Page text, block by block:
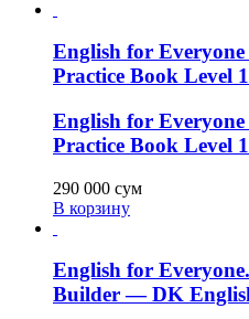
English for Everyone
Practice Book Level
English for Everyone
Practice Book Level
290 000 сум
В корзину
English for
Builder — DK